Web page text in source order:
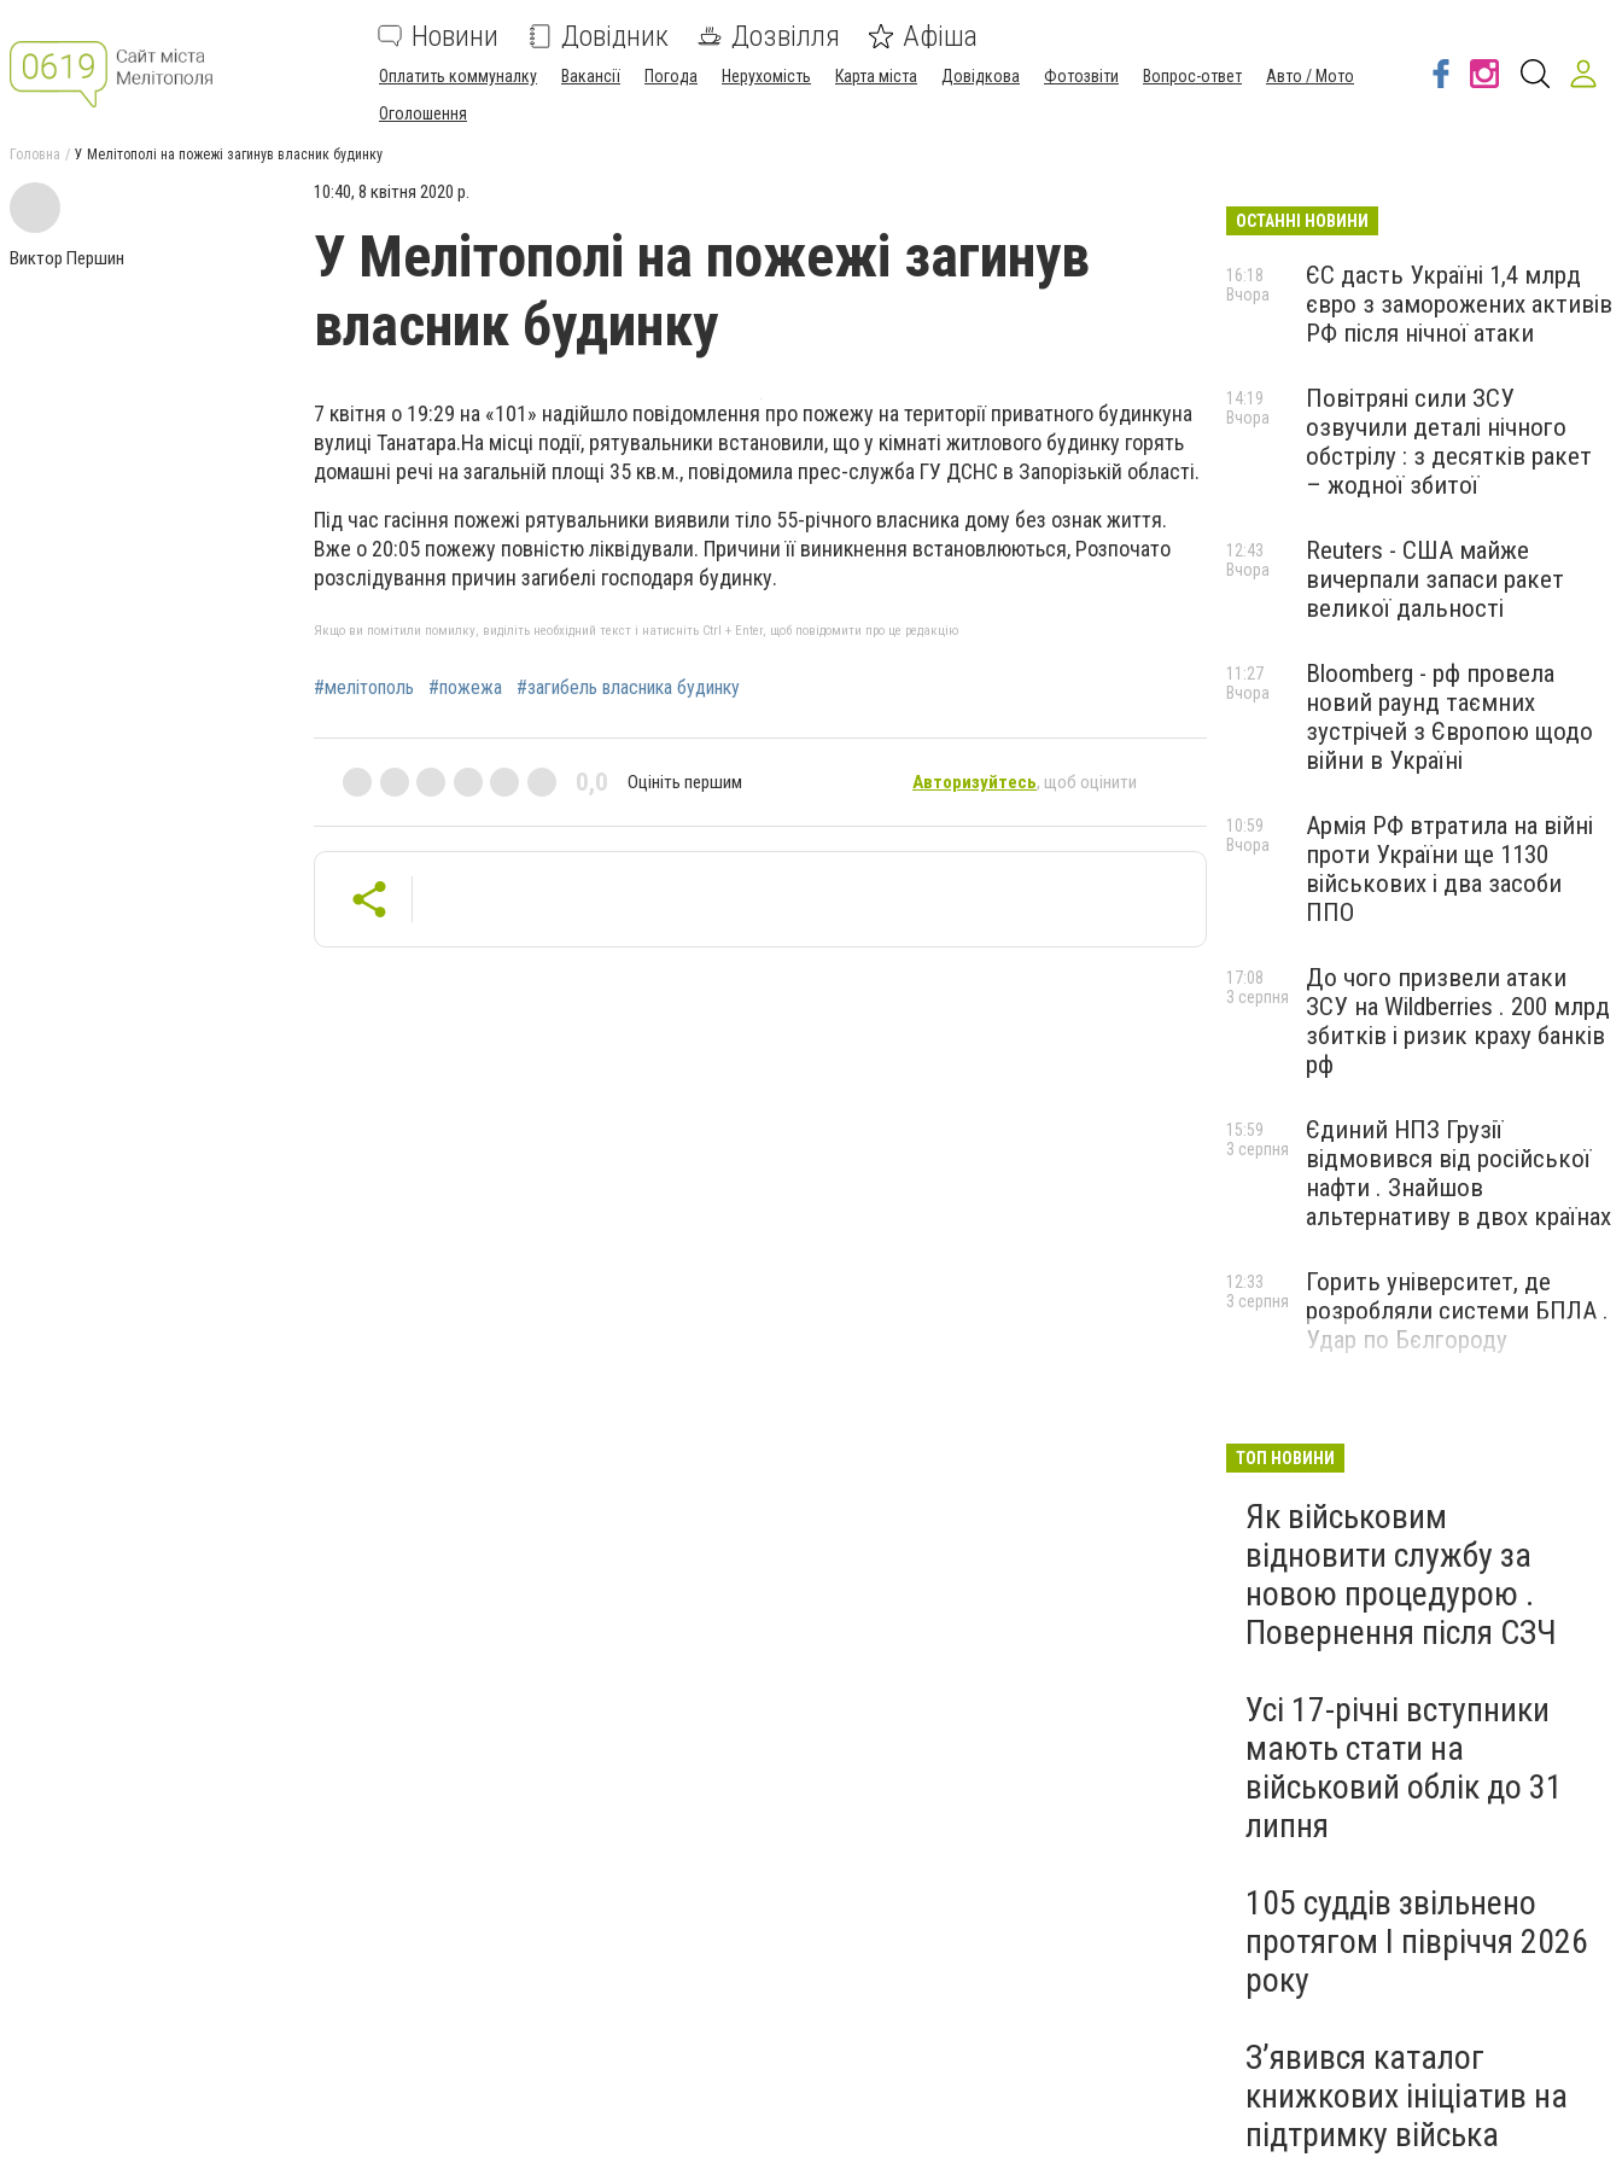
Новини Довідник Дозвілля Афіша
Оплатить коммуналку Вакансії Погода Нерухомість Карта міста Довідкова Фотозвіти Вопрос-ответ
Авто / Мото
Оголошення
Головна У Мелітополі на пожежі загинув власник будинку
Виктор Першин
10:40, 8 квітня 2020 р.
У Мелітополі на пожежі загинув
власник будинку
7 квітня о 19:29 на «101» надійшло повідомлення про пожежу на території приватного будинкуна
вулиці Танатара.На місці події, рятувальники встановили, що у кімнаті житлового будинку горять
домашні речі на загальній площі 35 кв.м., повідомила прес-служба ГУ ДСНС в Запорізькій області.
Під час гасіння пожежі рятувальники виявили тіло 55-річного власника дому без ознак життя.
Вже о 20:05 пожежу повністю ліквідували. Причини її виникнення встановлюються, Розпочато
розслідування причин загибелі господаря будинку.
Якщо ви помітили помилку, виділіть необхідний текст і натисніть Ctrl + Enter, щоб повідомити про це редакцію
#мелітополь #пожежа #загибель власника будинку
0,0 Оцініть першим Авторизуйтесь, щоб оцінити
ОСТАННІ НОВИНИ
ЄС дасть Україні 1,4 млрд
євро з заморожених активів
РФ після нічної атаки
16:18
Вчора
Повітряні сили ЗСУ
озвучили деталі нічного
обстрілу : з десятків ракет
– жодної збитої
14:19
Вчора
Reuters - США майже
вичерпали запаси ракет
великої дальності
12:43
Вчора
Bloomberg - рф провела
новий раунд таємних
зустрічей з Європою щодо
війни в Україні
11:27
Вчора
Армія РФ втратила на війні
проти України ще 1130
військових і два засоби
ППО
10:59
Вчора
До чого призвели атаки
ЗСУ на Wildberries . 200 млрд
збитків і ризик краху банків
рф
17:08
3 серпня
Єдиний НПЗ Грузії
відмовився від російської
нафти . Знайшов
альтернативу в двох країнах
15:59
3 серпня
Горить університет, де
розробляли системи БПЛА .
Удар по Бєлгороду
12:33
3 серпня
ТОП НОВИНИ
Як військовим
відновити службу за
новою процедурою .
Повернення після СЗЧ
Усі 17-річні вступники
мають стати на
військовий облік до 31
липня
105 суддів звільнено
протягом I півріччя 2026
року
З’явився каталог
книжкових ініціатив на
підтримку війська